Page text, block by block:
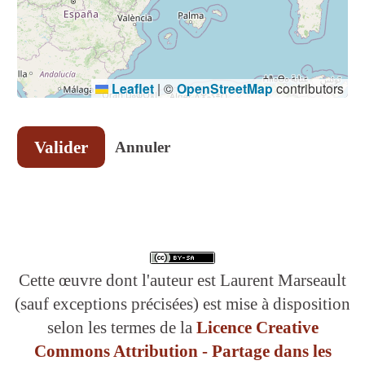
Leaflet | ©OpenStreetMap contributors
Valider Annuler
Cette œuvre dont l'auteur est Laurent Marseault
(sauf exceptions précisées) est mise à disposition
selon les termes de la Licence Creative
Commons Attribution - Partage dans les